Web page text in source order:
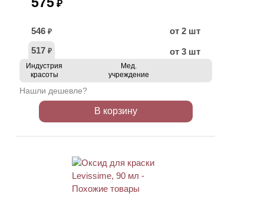
₽
546 ₽
от 2 шт
517 ₽ от 3 шт
Индустрия
красоты
Мед.
учреждение
Нашли дешевле?
В корзину